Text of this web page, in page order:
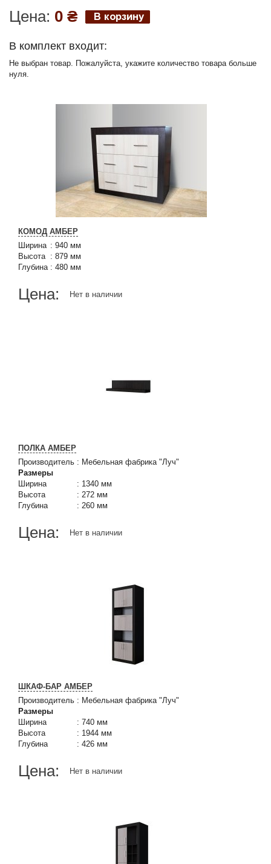
Цена: 0 ₴
В комплект входит:
Не выбран товар. Пожалуйста, укажите количество товара больше
нуля.
КОМОД АМБЕР
Ширина : 940 мм
Высота : 879 мм
Глубина: 480 мм
Цена: Нет в наличии
ПОЛКА АМБЕР
Производитель : Мебельная фабрика "Луч"
Размеры
Ширина
: 1340 мм
Высота
: 272 мм
Глубина
: 260 мм
Цена: Нет в наличии
ШКАФ-БАР АМБЕР
Производитель : Мебельная фабрика "Луч"
Размеры
Ширина
: 740 мм
Высота
: 1944 мм
Глубина
: 426 мм
Цена: Нет в наличии